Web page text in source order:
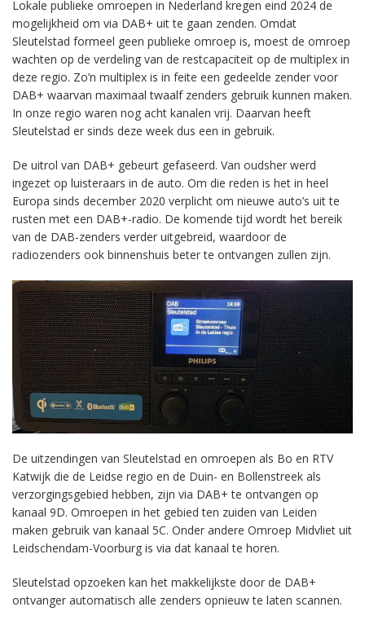
Lokale publieke omroepen in Nederland kregen eind 2024 de
mogelijkheid om via DAB+ uit te gaan zenden. Omdat
Sleutelstad formeel geen publieke omroep is, moest de omroep
wachten op de verdeling van de restcapaciteit op de multiplex in
deze regio. Zo’n multiplex is in feite een gedeelde zender voor
DAB+ waarvan maximaal twaalf zenders gebruik kunnen maken.
In onze regio waren nog acht kanalen vrij. Daarvan heeft
Sleutelstad er sinds deze week dus een in gebruik.
De uitrol van DAB+ gebeurt gefaseerd. Van oudsher werd
ingezet op luisteraars in de auto. Om die reden is het in heel
Europa sinds december 2020 verplicht om nieuwe auto’s uit te
rusten met een DAB+-radio. De komende tijd wordt het bereik
van de DAB-zenders verder uitgebreid, waardoor de
radiozenders ook binnenshuis beter te ontvangen zullen zijn.
De uitzendingen van Sleutelstad en omroepen als Bo en RTV
Katwijk die de Leidse regio en de Duin- en Bollenstreek als
verzorgingsgebied hebben, zijn via DAB+ te ontvangen op
kanaal 9D. Omroepen in het gebied ten zuiden van Leiden
maken gebruik van kanaal 5C. Onder andere Omroep Midvliet uit
Leidschendam-Voorburg is via dat kanaal te horen.
Sleutelstad opzoeken kan het makkelijkste door de DAB+
ontvanger automatisch alle zenders opnieuw te laten scannen.